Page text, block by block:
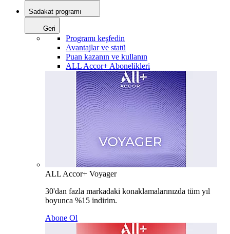
Sadakat programı
Geri
Programı keşfedin
Avantajlar ve statü
Puan kazanın ve kullanın
ALL Accor+ Abonelikleri
ALL Accor+ Voyager
30'dan fazla markadaki konaklamalarınızda tüm yıl
boyunca %15 indirim.
Abone Ol